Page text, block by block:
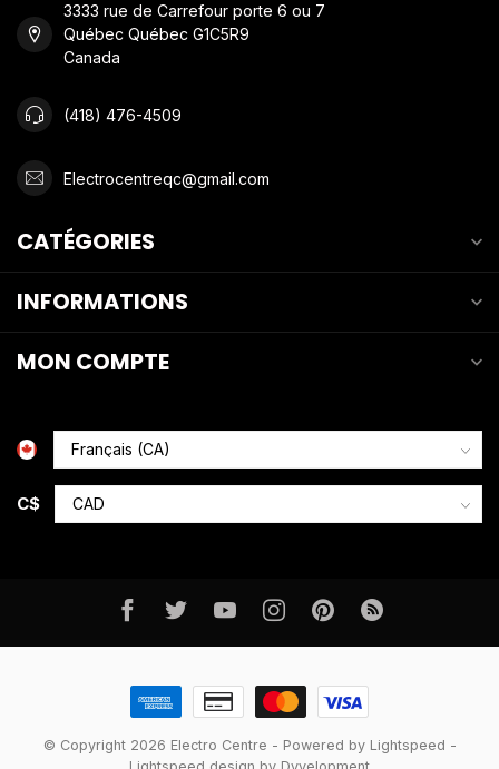
3333 rue de Carrefour porte 6 ou 7
Québec Québec G1C5R9
Canada
(418) 476-4509
Electrocentreqc@gmail.com
CATÉGORIES
INFORMATIONS
MON COMPTE
C$
© Copyright 2026 Electro Centre - Powered by Lightspeed -